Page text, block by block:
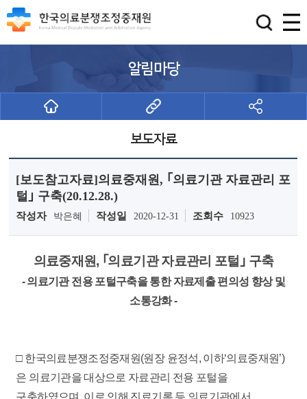
알림마당
보도자료
[보도참고자료]의료중재원, ｢의료기관 자료관리 포
털｣ 구축(20.12.28.)
작성자 박은혜 작성일 2020-12-31 조회수 10923
의료중재원, ｢의료기관 자료관리 포털｣ 구축
- 의료기관 전용 포털구축을 통한 자료제출 편의성 향상 및
소통강화 -
□ 한국의료분쟁조정중재원(원장 윤정석, 이하‘의료중재원’)
은 의료기관을 대상으로 자료관리 전용 포털을
구축하였으며, 이로 인해 진료기록 등 의료기관에서